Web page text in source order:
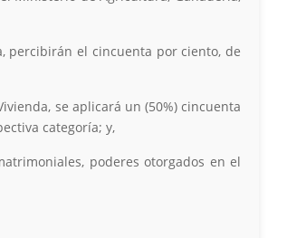
percibirán el cincuenta por ciento, de
se aplicará un (50%) cincuenta
categoría; y,
poderes otorgados en el